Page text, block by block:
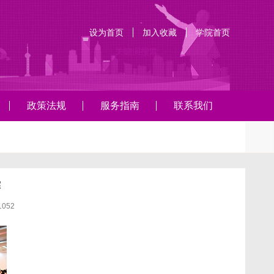
设为首页 加入收藏 学院首页
政策法规 服务指南 联系我们